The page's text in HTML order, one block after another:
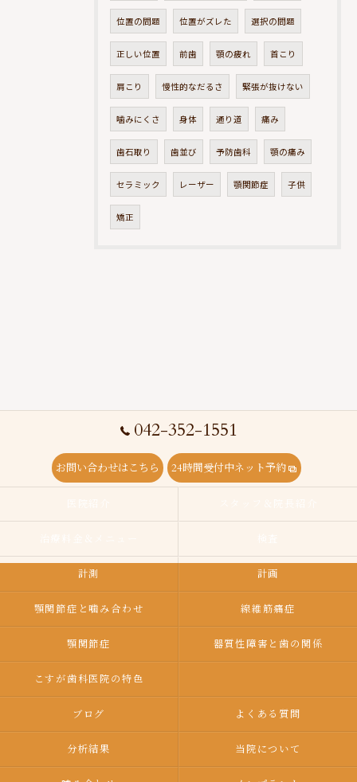
位置の問題 位置がズレた 選択の問題
正しい位置 前歯 顎の疲れ 首こり
肩こり 慢性的なだるさ 緊張が抜けない
噛みにくさ 身体 通り道 痛み
歯石取り 歯並び 予防歯科 顎の痛み
セラミック レーザー 顎関節症 子供
矯正
042-352-1551
お問い合わせはこちら 24時間受付中ネット予約
計測 計画
顎関節症と噛み合わせ 線維筋痛症
顎関節症 器質性障害と歯の関係
こすが歯科医院の特色
ブログ よくある質問
分析結果 当院について